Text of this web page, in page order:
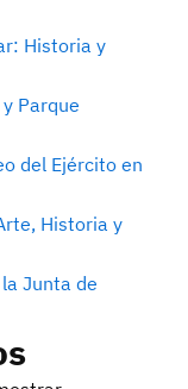
Historia y
Parque
del Ejército en
Historia y
Junta de